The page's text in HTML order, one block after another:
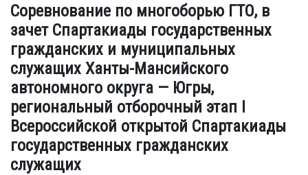
Соревнование по многоборью ГТО, в
зачет Спартакиады государственных
гражданских и муниципальных
служащих Ханты-Мансийского
автономного округа — Югры,
региональный отборочный этап I
Всероссийской открытой Спартакиады
государственных гражданских
служащих